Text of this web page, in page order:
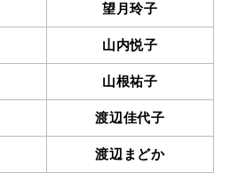
望月玲子
山内悦子
山根祐子
渡辺佳代子
渡辺まどか